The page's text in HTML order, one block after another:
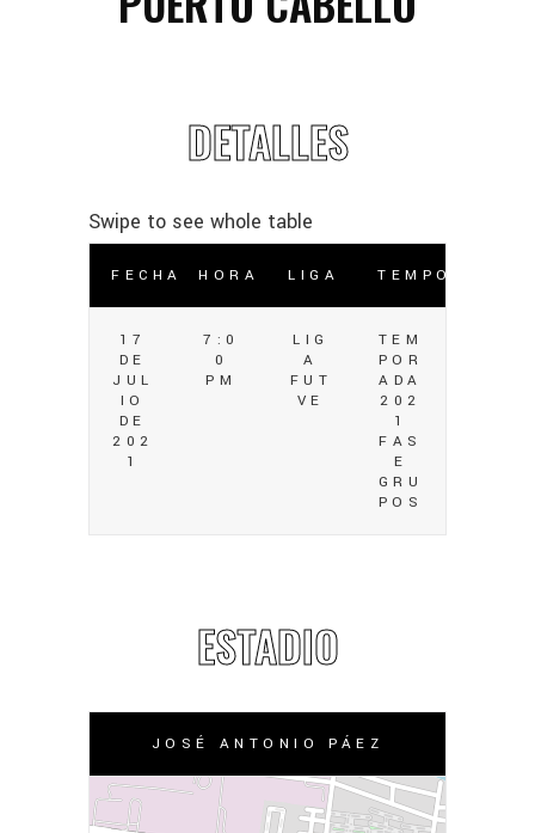
DETALLES
FECHA HORA LIGA TEMPORADA
17
DE
JUL
IO
DE
202
1
7:0
0
PM
LIG
A
FUT
VE
TEM
POR
ADA
202
1
FAS
E
GRU
POS
ESTADIO
JOSÉ ANTONIO PÁEZ